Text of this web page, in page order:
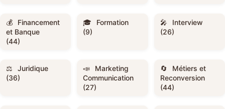
Financement
et Banque
(44)
Formation
(9)
Interview
(26)
Juridique
(36)
Marketing
Communication
(27)
Métiers et
Reconversion
(44)